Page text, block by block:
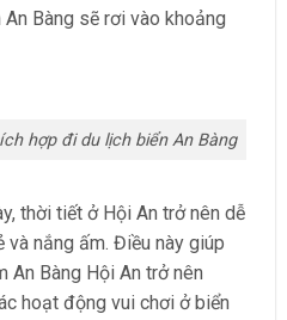
Bàng sẽ rơi vào khoảng
hợp đi du lịch biển An Bàng
thời tiết ở Hội An trở nên dễ
và nắng ấm. Điều này giúp
An Bàng Hội An trở nên
hoạt động vui chơi ở biển